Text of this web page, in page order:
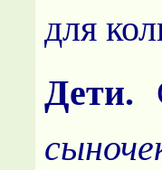
для
Дети.